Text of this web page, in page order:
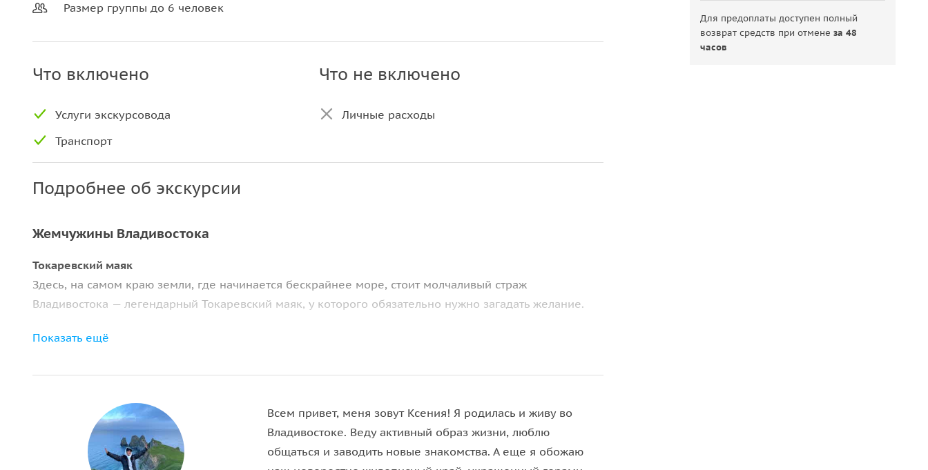
Размер группы до 6 человек
Что включено
Услуги экскурсовода
Транспорт
Что не включено
Личные расходы
Подробнее об экскурсии
Жемчужины Владивостока
Токаревский маяк
Здесь, на самом краю земли, где начинается бескрайнее море, стоит молчаливый страж
Владивостока — легендарный Токаревский маяк, у которого обязательно нужно загадать желание.
Старинный ж/д вокзал
транспортный узел, а символ начала и конца великой Транссибирской магистрали, соединяющей два
Небоскреб 1930-х годов «Серая лошадь»
Один из первых советских небоскребов, «Серая лошадь», гордо возвышается над центром, храня
память о довоенной эпохе и являясь немым свидетелем стремительного развития города.
Показать ещё
Всем привет, меня зовут Ксения! Я родилась и живу во
Владивостоке. Веду активный образ жизни, люблю
общаться и заводить новые знакомства. А еще я обожаю
Для предоплаты доступен полный
возврат средств при отменеза 48
часов